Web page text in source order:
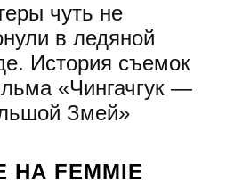
чуть не
в ледяной
История съемок
«Чингачгук —
Змей»
FEMMIE